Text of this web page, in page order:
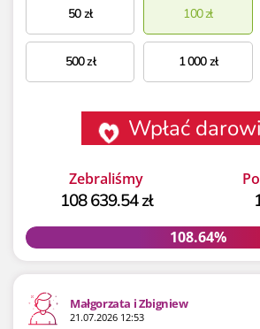
50zł 100zł
500zł 1 000zł
Wpłać
Zebraliśmy
108 639.54 zł
108.64%
108.64%
Małgorzata i Zbigniew
21.07.2026 12:53